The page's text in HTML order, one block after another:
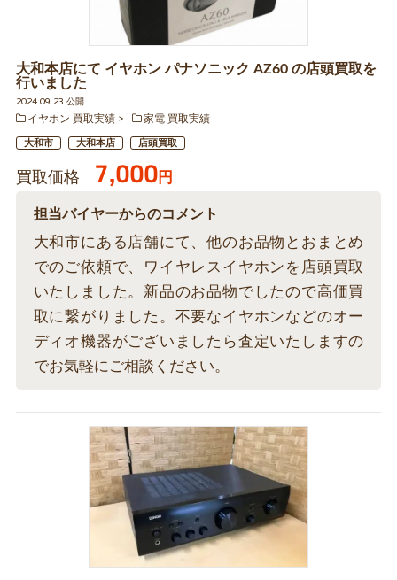
大和本店にて イヤホン パナソニック AZ60 の店頭買取を
行いました
2024.09.23 公開
イヤホン 買取実績
家電 買取実績
大和市 大和本店 店頭買取
買取価格 7,000円
担当バイヤーからのコメント
大和市にある店舗にて、他のお品物とおまとめ
でのご依頼で、ワイヤレスイヤホンを店頭買取
いたしました。新品のお品物でしたので高価買
取に繋がりました。不要なイヤホンなどのオー
ディオ機器がございましたら査定いたしますの
でお気軽にご相談ください。